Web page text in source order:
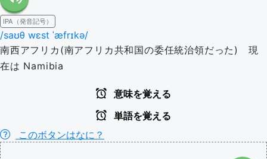
IPA（発音記号）
/saʊθ wɛst ˈæfrɪkə/
南西アフリカ(南アフリカ共和国の委任統治領だった) 現
在は Namibia
意味を覚える
単語を覚える
このボタンはなに？